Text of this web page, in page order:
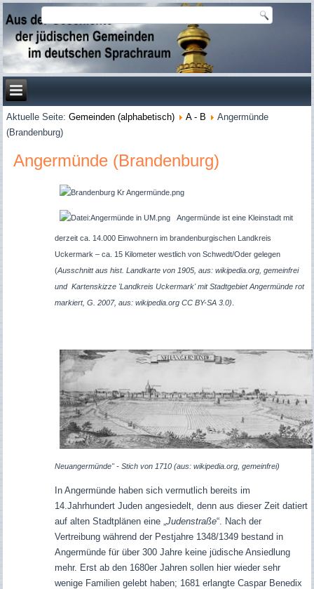
Aktuelle Seite:Gemeinden (alphabetisch) A - B
Angermünde
(Brandenburg)
Angermünde (Brandenburg)
Angermünde ist eine Kleinstadt mit
derzeit ca. 14.000 Einwohnern im brandenburgischen Landkreis
Uckermark – ca. 15 Kilometer westlich von Schwedt/Oder gelegen
(Ausschnitt aus hist. Landkarte von 1905, aus: wikipedia.org, gemeinfrei
und Kartenskizze 'Landkreis Uckermark' mit Stadtgebiet Angermünde rot
markiert, G. 2007, aus: wikipedia.org CC BY-SA 3.0)
Neuangermünde" - Stich von 1710 (aus: wikipedia.org, gemeinfrei)
In Angermünde haben sich vermutlich bereits im
14.Jahrhundert Juden angesiedelt, denn aus dieser Zeit datiert
auf alten Stadtplänen eine „ Judenstraße“. Nach der
Vertreibung während der Pestjahre 1348/1349 bestand in
Angermünde für über 300 Jahre keine jüdische Ansiedlung
mehr. Erst ab den 1680er Jahren sollen hier wieder sehr
wenige Familien gelebt haben; 1681 erlangte Caspar Benedix